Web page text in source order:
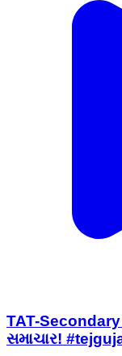
TAT-Secondary
સમાચાર!